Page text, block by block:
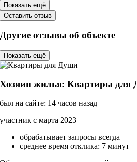
Показать ещё
Оставить отзыв
Другие отзывы об объекте
Показать ещё
Хозяин жилья: Квартиры для
был на сайте: 14 часов назад
участник с марта 2023
обрабатывает запросы всегда
среднее время отклика: 7 минут